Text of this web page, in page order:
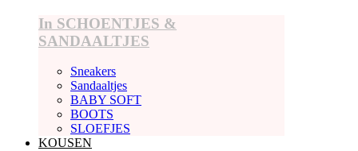
In SCHOENTJES &
SANDAALTJES
Sneakers
Sandaaltjes
BABY SOFT
BOOTS
SLOEFJES
KOUSEN